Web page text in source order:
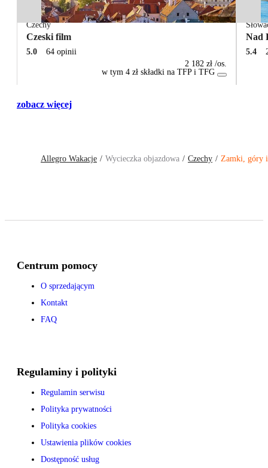
Czechy
Czeski film
5.0
64 opinii
2 182 zł /os.
w tym 4 zł składki na TFP i TFG
Nad
5.4
zobacz więcej
Allegro Wakacje Wycieczka objazdowa Czechy Zamki, góry
Centrum pomocy
O sprzedającym
Kontakt
FAQ
Regulaminy i polityki
Regulamin serwisu
Polityka prywatności
Polityka cookies
Ustawienia plików cookies
Dostępność usług